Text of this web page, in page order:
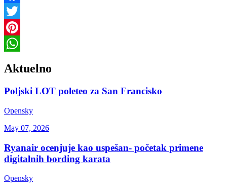
Link
Facebook
Twitter
Pinterest
Aktuelno
Poljski LOT poleteo za San Francisko
Opensky
May 07, 2026
Ryanair ocenjuje kao uspešan- početak primene
digitalnih bording karata
Opensky